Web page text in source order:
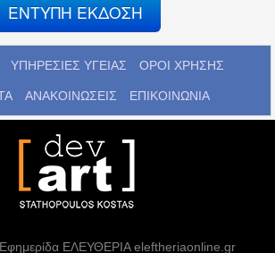
ΕΝΤΥΠΗ ΕΚΔΟΣΗ
ΥΠΗΡΕΣΙΕΣ ΥΓΕΙΑΣ ΟΡΟΙ ΧΡΗΣΗΣ
ΑΝΑΚΟΙΝΩΣΕΙΣ ΕΠΙΚΟΙΝΩΝΙΑ
ΕΛΕΥΘΕΡΙΑ eleftheriaonline.gr